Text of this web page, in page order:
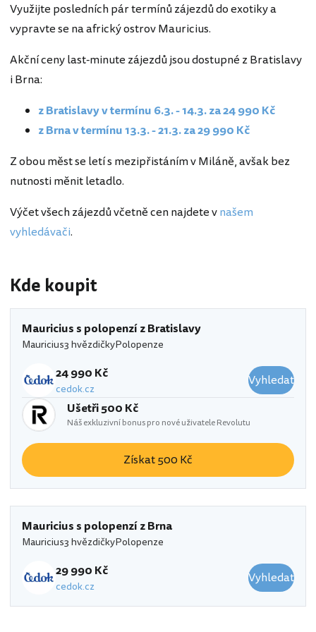
Využijte posledních pár termínů zájezdů do exotiky a
vypravte se na africký ostrov Mauricius.
Akční ceny last-minute zájezdů jsou dostupné z Bratislavy
i Brna:
z Bratislavy v termínu 6.3. - 14.3. za 24 990 Kč
z Brna v termínu 13.3. - 21.3. za 29 990 Kč
Z obou měst se letí s mezipřistáním v Miláně, avšak bez
nutnosti měnit letadlo.
Výčet všech zájezdů včetně cen najdete vnašem
vyhledávači.
Kde koupit
Mauricius s polopenzí z Bratislavy
Mauricius3 hvězdičkyPolopenze
24 990 Kč
cedok.cz
Vyhledat
Ušetři 500 Kč
Náš exkluzivní bonus pro nové uživatele Revolutu
Získat 500 Kč
Mauricius s polopenzí z Brna
Mauricius3 hvězdičkyPolopenze
29 990 Kč
cedok.cz Vyhledat